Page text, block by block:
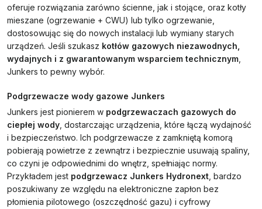
oferuje rozwiązania zarówno ścienne, jak i stojące, oraz kotły
mieszane (ogrzewanie + CWU) lub tylko ogrzewanie,
dostosowując się do nowych instalacji lub wymiany starych
urządzeń. Jeśli szukasz kotłów gazowych niezawodnych,
wydajnych i z gwarantowanym wsparciem technicznym
Junkers to pewny wybór.
Podgrzewacze wody gazowe Junkers
Junkers jest pionierem w podgrzewaczach gazowych do
ciepłej wody , dostarczając urządzenia, które łączą wydajność
i bezpieczeństwo. Ich podgrzewacze z zamkniętą komorą
pobierają powietrze z zewnątrz i bezpiecznie usuwają spaliny,
co czyni je odpowiednimi do wnętrz, spełniając normy.
Przykładem jest podgrzewacz Junkers Hydronext , bardzo
poszukiwany ze względu na elektroniczne zapłon bez
płomienia pilotowego (oszczędność gazu) i cyfrowy